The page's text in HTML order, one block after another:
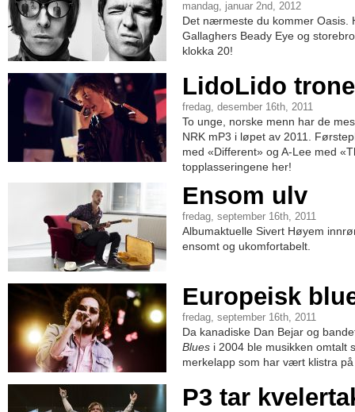
mandag, januar 2nd, 2012
Det nærmeste du kommer Oasis.
Gallaghers Beady Eye og
klokka 20!
LidoLido
fredag, desember 16th, 2011
To unge, norske menn har de
NRK mP3 i løpet av 2011.
med «Different» og A-Lee med
topplasseringene her!
Ensom ulv
fredag, september 16th, 2011
Albumaktuelle Sivert Høyem
ensomt og ukomfortabelt.
Europeisk
fredag, september 16th, 2011
Da kanadiske Dan Bejar og
Blues i 2004 ble musikken omtalt
merkelapp som har vært klistra
P3 tar